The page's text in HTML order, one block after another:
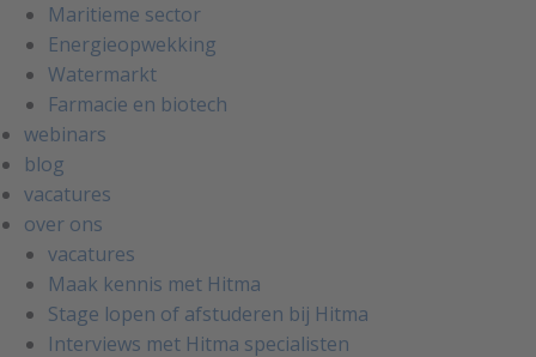
Maritieme sector
Energieopwekking
Watermarkt
Farmacie en biotech
webinars
blog
vacatures
over ons
vacatures
Maak kennis met Hitma
Stage lopen of afstuderen bij Hitma
Interviews met Hitma specialisten